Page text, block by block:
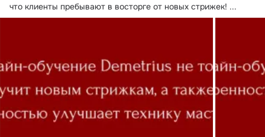
что клиенты пребывают в восторге от новых стрижек! ...